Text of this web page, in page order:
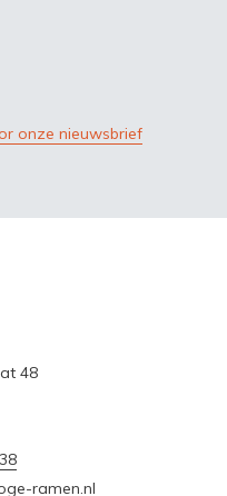
onze nieuwsbrief
48
ramen.nl